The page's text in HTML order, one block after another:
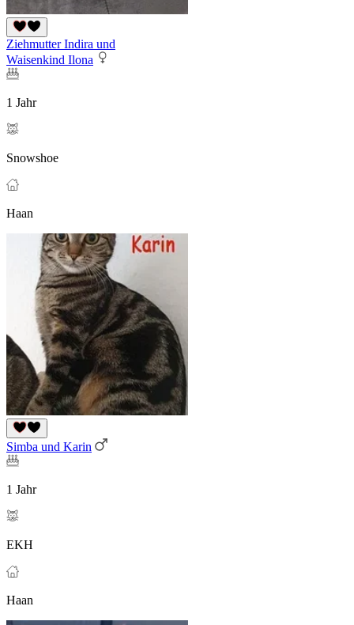
Ziehmutter Indira und
Waisenkind Ilona
1 Jahr
Snowshoe
Haan
Simba und Karin
1 Jahr
EKH
Haan